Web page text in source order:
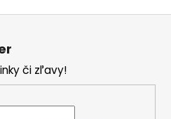
či zľavy!